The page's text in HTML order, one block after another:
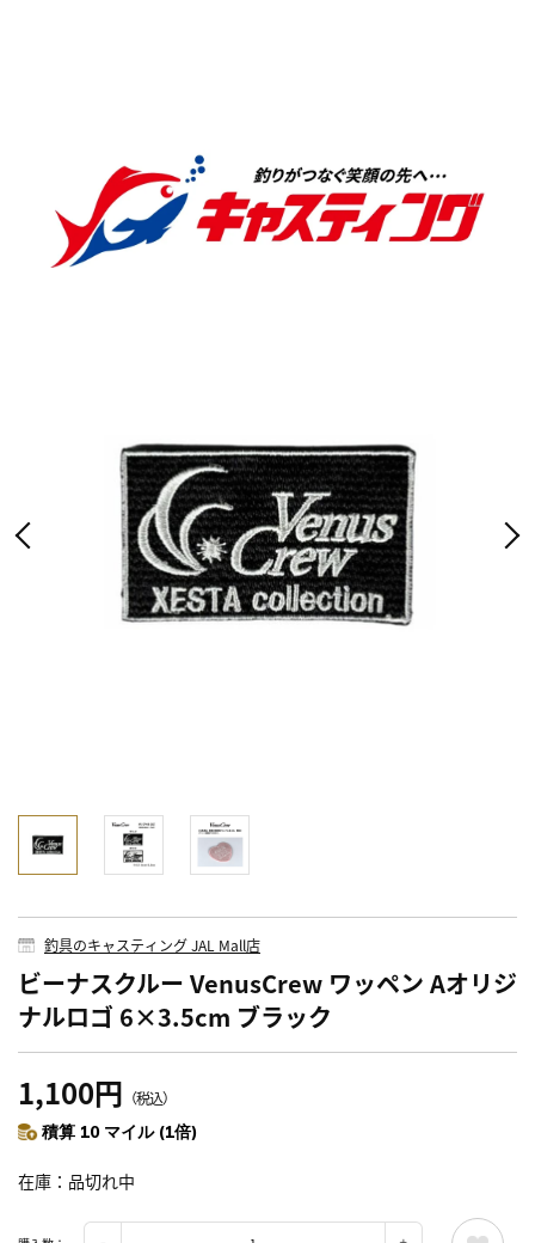
釣具のキャスティング JAL Mall店
ビーナスクルー VenusCrew ワッペン Aオリジ
ナルロゴ 6×3.5cm ブラック
1,100円 （税込）
積算 10 マイル (1倍)
在庫 品切れ中